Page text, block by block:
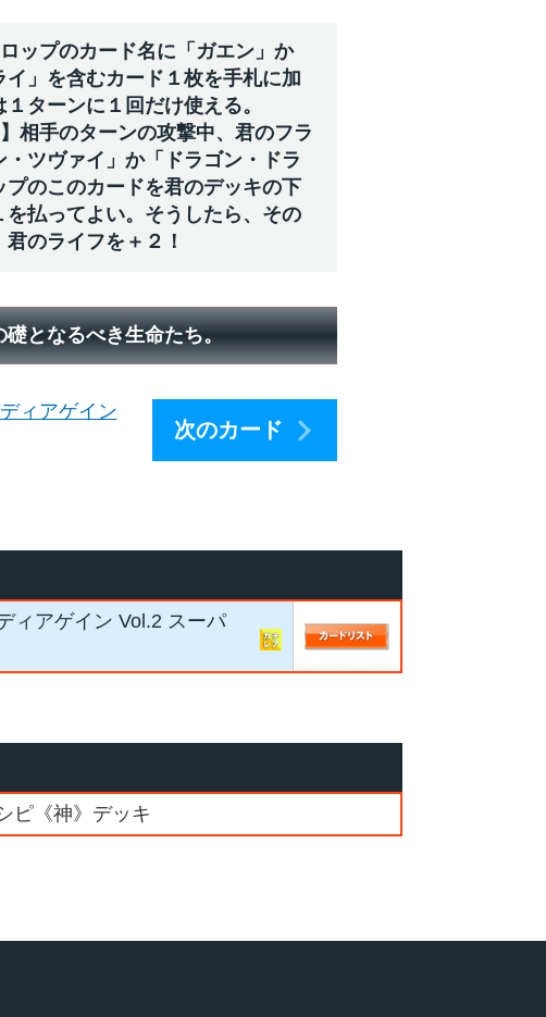
ップのカード名に「ガエン」か
イ」を含むカード１枚を手札に加
ターンに１回だけ使える。
相手のターンの攻撃中、君のフラ
・ツヴァイ」か「ドラゴン・ドラ
プのこのカードを君のデッキの下
を払ってよい。そうしたら、その
のライフを＋２！
礎となるべき生命たち。
ィアゲイン
次のカード
ィアゲイン Vol.2 スーパ
ピ《神》デッキ
る